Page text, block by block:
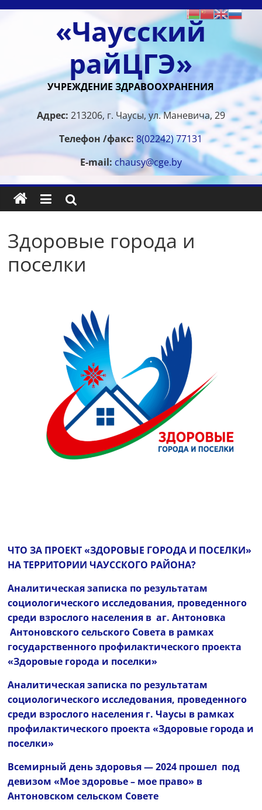
Перейти
содержимому«Чаусский
райЦГЭ»
УЧРЕЖДЕНИЕ ЗДРАВООХРАНЕНИЯ
Адрес: 213206, г. Чаусы, ул. Маневича, 29
Телефон /факс:8(02242) 77131
E-mail: chausy@cge.by
Здоровые города и
поселки
ЧТО ЗА ПРОЕКТ «ЗДОРОВЫЕ ГОРОДА И ПОСЕЛКИ»
НА ТЕРРИТОРИИ ЧАУССКОГО РАЙОНА?
Аналитическая записка по результатам
социологического исследования, проведенного
среди взрослого населения в аг. Антоновка
Антоновского сельского Совета в рамках
государственного профилактического проекта
«Здоровые города и поселки»
Аналитическая записка по результатам
социологического исследования, проведенного
среди взрослого населения г. Чаусы в рамках
профилактического проекта «Здоровые города и
поселки»
Всемирный день здоровья — 2024 прошел под
девизом «Мое здоровье – мое право» в
Антоновском сельском Совете